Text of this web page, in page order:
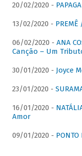
20/02/2020 -
13/02/2020 -
06/02/2020 - ANA
Canção – Um
30/01/2020 - Joyce
23/01/2020 -
16/01/2020 -
Amor
09/01/2020 -